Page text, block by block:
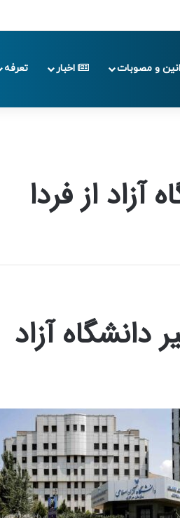
و مصوبات اخبار تعرفه
آزاد از فردا
دانشگاه آزاد